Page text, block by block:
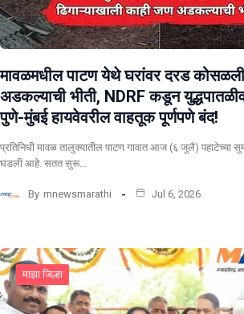
मावळमधील पाटण येथे घरांवर दरड
अडकल्याची भीती, NDRF कडून
पुणे-मुंबई हायवेवरील वाहतूक पूर्णपणे बंद!
​प्रतिनिधी मावळ तालुक्यातील पाटण गावात आज (६ जुलै) पहाटेच्या
घडली आहे. सतत सुरू…
By mnewsmarathi Jul 6, 2026
माझा जिल्हा